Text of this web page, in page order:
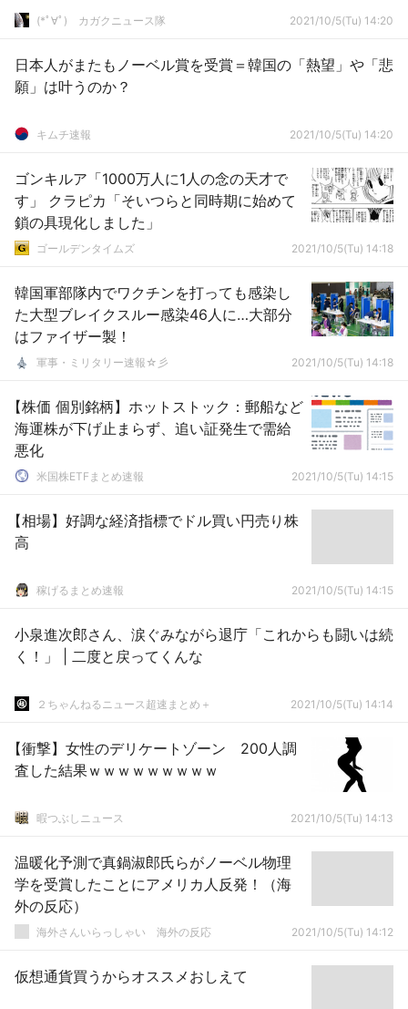
(*ﾟ∀ﾟ)ゞカガクニュース隊 2021/10/5(Tu) 14:20
日本人がまたもノーベル賞を受賞＝韓国の「熱望」や「悲
願」は叶うのか？
キムチ速報 2021/10/5(Tu) 14:20
ゴンキルア「1000万人に1人の念の天才で
す」 クラピカ「そいつらと同時期に始めて
鎖の具現化しました」
ゴールデンタイムズ 2021/10/5(Tu) 14:18
韓国軍部隊内でワクチンを打っても感染し
た大型ブレイクスルー感染46人に…大部分
はファイザー製！
軍事・ミリタリー速報☆彡 2021/10/5(Tu) 14:18
【株価 個別銘柄】ホットストック：郵船など
海運株が下げ止まらず、追い証発生で需給
悪化
米国株ETFまとめ速報 2021/10/5(Tu) 14:15
【相場】好調な経済指標でドル買い円売り株
高
稼げるまとめ速報 2021/10/5(Tu) 14:15
小泉進次郎さん、涙ぐみながら退庁「これからも闘いは続
く！」 | 二度と戻ってくんな
２ちゃんねるニュース超速まとめ＋ 2021/10/5(Tu) 14:14
【衝撃】女性のデリケートゾーン 200人調
査した結果ｗｗｗｗｗｗｗｗｗ
暇つぶしニュース 2021/10/5(Tu) 14:13
温暖化予測で真鍋淑郎氏らがノーベル物理
学を受賞したことにアメリカ人反発！（海
外の反応）
海外さんいらっしゃい 海外の反応 2021/10/5(Tu) 14:12
仮想通貨買うからオススメおしえて